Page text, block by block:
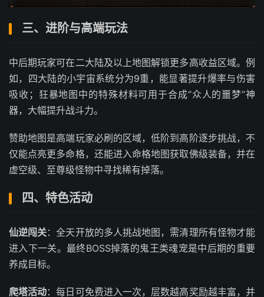
三、进阶与高端玩法
中后期玩家可在二大陆及以上地图解锁更多高收益区域。例
如，四大陆的小宇宙系统分为9重，能显著提升爆率与伤害
吸收；狂暴地图中的特殊材料可用于合成“众人的噩梦”神
器，大幅提升战斗力。
赞助地图是高端玩家必刷的区域，低阶到高阶逐步挑战，不
仅能点亮更多命格，还能进入命格地图获取佛级装备，并在
虚空级、至尊级怪物中寻找稀有掉落。
四、特色活动
仙逆闯关：全天开放的多人挑战地图，需清理所有怪物才能
进入下一关。最终BOSS掉落的鬼王类魂宠是中后期的重要
养成目标。
爬塔活动：每日可免费进入一次，层数越高奖励越丰富，并